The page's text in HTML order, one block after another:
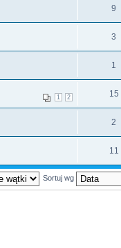
9
3
1
1 2 15
2
11
Sortuj wg